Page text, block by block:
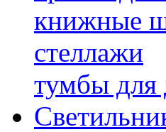
книжные
стеллажи
тумбы для